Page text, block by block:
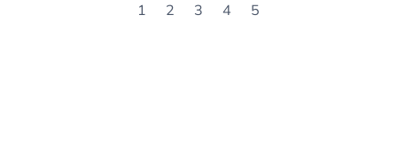
1 2 3 4 5